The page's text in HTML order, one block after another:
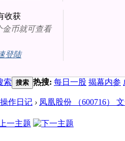
收获
金币就可查看
登陆
索 搜索 热搜: 每日一股 揭幕内参
操作日记 › 凤凰股份 （600716）